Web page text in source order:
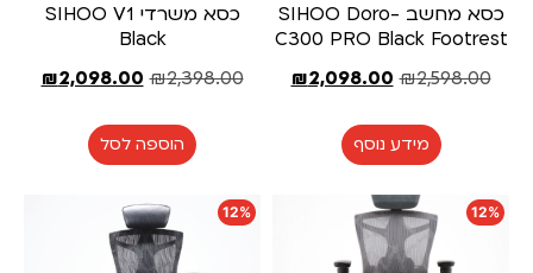
כסא מחשב SIHOO Doro-
C300 PRO Black Footrest
₪2,598.00
₪2,098.00
מידע נוסף
כסא משרדי SIHOO V1
Black
₪2,398.00
₪2,098.00
הוספה לסל
12%
12%